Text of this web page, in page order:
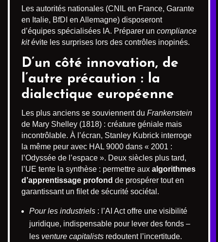
Les autorités nationales (CNIL en France, Garante
en Italie, BfDI en Allemagne) disposeront
d’équipes spécialisées IA. Préparer un compliance
kitévite les surprises lors des contrôles inopinés.
D’un côté innovation, de
l’autre précaution : la
dialectique européenne
Les plus anciens se souviennent du Frankenstein
de Mary Shelley (1818) : créature géniale mais
incontrôlable. À l’écran, Stanley Kubrick interroge
la même peur avec HAL 9000 dans « 2001 :
l’Odyssée de l’espace ». Deux siècles plus tard,
l’UE tente la synthèse : permettre aux algorithmes
d’apprentissage profond de prospérer tout en
garantissant un filet de sécurité sociétal.
Pour les industriels : l’AI Act offre une visibilité
juridique, indispensable pour lever des fonds –
les venture capitalists redoutent l’incertitude.